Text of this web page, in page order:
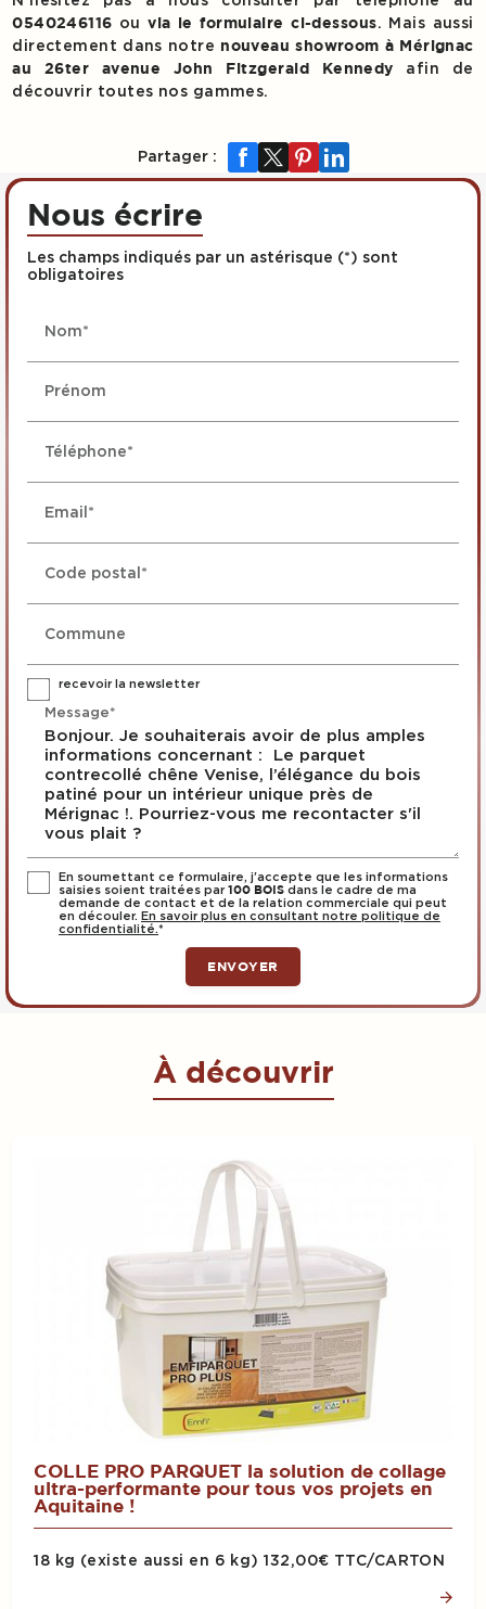
0540246116 ouvia le formulaire ci-dessous. Mais aussi
directement dans notre nouveau showroom à Mérignac
au 26ter avenue John Fitzgerald Kennedy
afin de
découvrir toutes nos gammes.
Partager :
Nous écrire
Les champs indiqués par un astérisque (*) sont
obligatoires
Nom*
Prénom
Téléphone*
Email*
Code postal*
Commune
recevoir la newsletter
Message*
En soumettant ce formulaire, j'accepte que les informations
saisies soient traitées par 100 BOIS dans le cadre de ma
demande de contact et de la relation commerciale qui peut
en découler. En savoir plus en consultant notre politique de
confidentialité.*
À découvrir
COLLE PRO PARQUET la solution de collage
ultra-performante pour tous vos projets en
Aquitaine !
18 kg (existe aussi en 6 kg) 132,00€ TTC/CARTON